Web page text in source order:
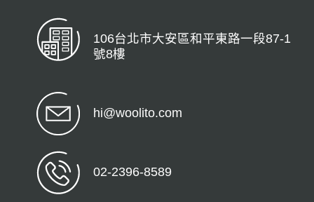
106台北市大安區和平東路一段87-1
號8樓
hi@woolito.com
02-2396-8589